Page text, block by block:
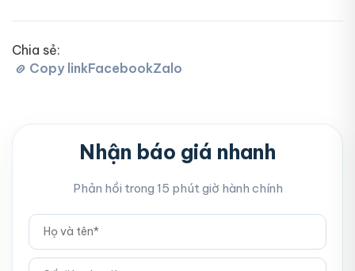
Chia sẻ:
Copy linkFacebookZalo
Nhận báo giá nhanh
Phản hồi trong 15 phút giờ hành chính